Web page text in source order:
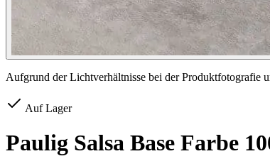
Aufgrund der Lichtverhältnisse bei der Produktfotografie
Auf Lager
Paulig Salsa Base Farbe